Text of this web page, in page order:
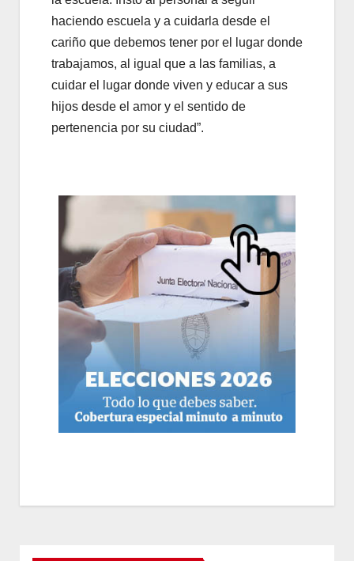
haciendo escuela y a cuidarla desde el
cariño que debemos tener por el lugar donde
trabajamos, al igual que a las familias, a
cuidar el lugar donde viven y educar a sus
hijos desde el amor y el sentido de
pertenencia por su ciudad”.